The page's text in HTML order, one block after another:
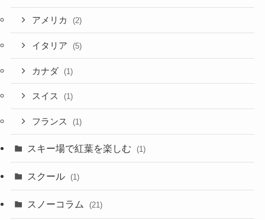
アメリカ (2)
イタリア (5)
カナダ (1)
スイス (1)
フランス (1)
スキー場で紅葉を楽しむ (1)
スクール (1)
スノーコラム (21)